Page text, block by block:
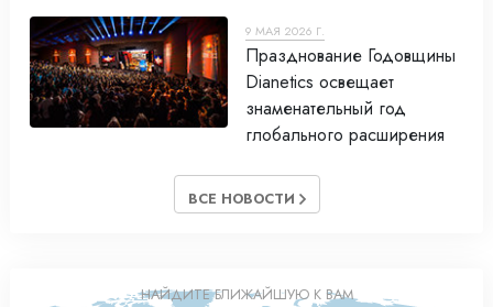
9 МАЯ 2026 Г.
Празднование Годовщины
Dianetics освещает
знаменательный год
глобального расширения
ВСЕ НОВОСТИ
НАЙДИТЕ БЛИЖАЙШУЮ К ВАМ